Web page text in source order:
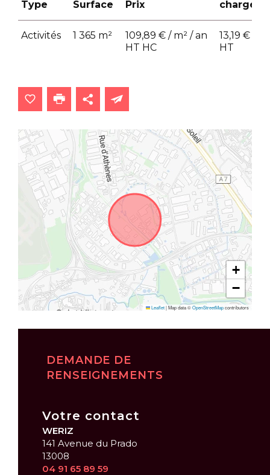
Type Surface Prix charges
Activités 1 365 m²
109,89 € / m² / an
HT HC
13,19 € /
HT
+
−
Leaflet|Map data ©OpenStreetMapcontributors
DEMANDE DE
RENSEIGNEMENTS
Votre contact
WERIZ
141 Avenue du Prado
13008
04 91 65 89 59